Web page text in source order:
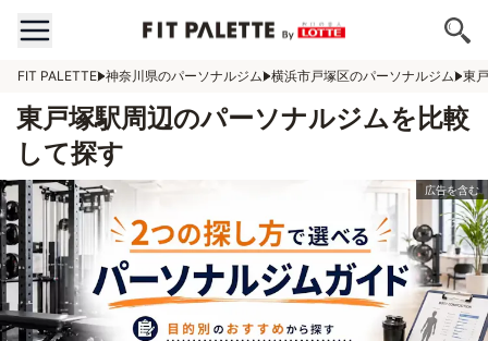
FIT PALETTE 神奈川県のパーソナルジム 横浜市戸塚区のパーソナルジム 東
東戸塚駅周辺のパーソナルジムを比較
して探す